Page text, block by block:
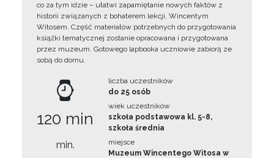
co za tym idzie – ułatwi zapamiętanie nowych faktów z
historii związanych z bohaterem lekcji, Wincentym
Witosem. Część materiałów potrzebnych do przygotowania
książki tematycznej zostanie opracowana i przygotowana
przez muzeum. Gotowego lapbooka uczniowie zabiorą ze
sobą do domu.
120 min
min.
liczba uczestników
do 25 osób
wiek uczestników
szkoła podstawowa kl. 5-8,
szkoła średnia
miejsce
Muzeum Wincentego Witosa w